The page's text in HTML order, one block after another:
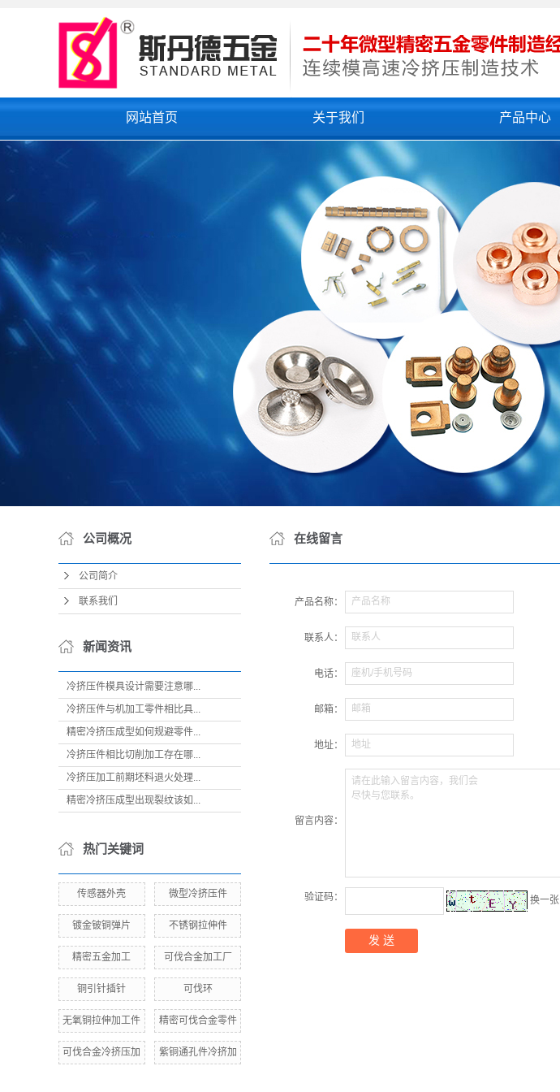
网站首页 关于我们
联系我们
产品中心
精密冲压加工
精密拉伸件
超细孔
精密冷挤压
公司概况
公司简介
联系我们
新闻资讯
冷挤压件模具设计需要注意哪...
冷挤压件与机加工零件相比具...
精密冷挤压成型如何规避零件...
冷挤压件相比切削加工存在哪...
冷挤压加工前期坯料退火处理...
精密冷挤压成型出现裂纹该如...
热门关键词
传感器外壳 微型冷挤压件
镀金铍铜弹片 不锈钢拉伸件
精密五金加工 可伐合金加工厂
铜引针插针 可伐环
无氧铜拉伸加工件 精密可伐合金零件
可伐合金冷挤压加 紫铜通孔件冷挤加
在线留言
产品名称： 产品名称
联系人： 联系人
电话： 座机/手机号码
邮箱： 邮箱
地址： 地址
留言内容：
请在此输入留言内容，我们会
尽快与您联系。
验证码： 换一张